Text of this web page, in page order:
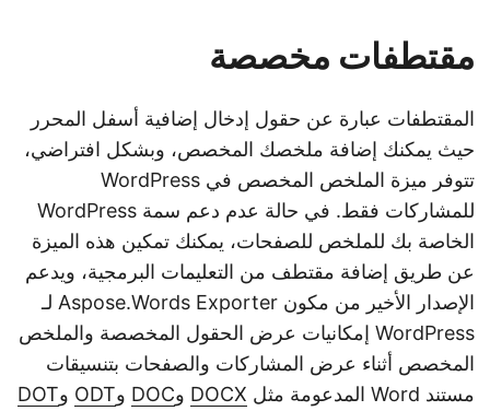
مقتطفات مخصصة
المقتطفات عبارة عن حقول إدخال إضافية أسفل المحرر
حيث يمكنك إضافة ملخصك المخصص، وبشكل افتراضي،
تتوفر ميزة الملخص المخصص في WordPress
للمشاركات فقط. في حالة عدم دعم سمة WordPress
الخاصة بك للملخص للصفحات، يمكنك تمكين هذه الميزة
عن طريق إضافة مقتطف من التعليمات البرمجية، ويدعم
الإصدار الأخير من مكون Aspose.Words Exporter لـ
WordPress إمكانيات عرض الحقول المخصصة والملخص
المخصص أثناء عرض المشاركات والصفحات بتنسيقات
مستند Word المدعومة مثل
DOCXو DOCو ODTو DOT